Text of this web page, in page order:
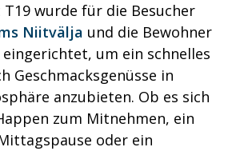
T19 wurde für die Besucher
Niitvälja und die Bewohner
um ein schnelles
Geschmacksgenüsse in
anzubieten. Ob es sich
zum Mitnehmen, ein
oder ein